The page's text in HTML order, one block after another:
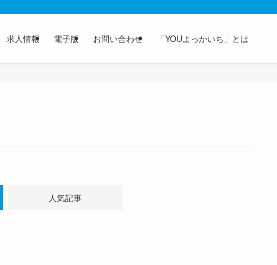
求人情報 電子版 お問い合わせ 「YOUよっかいち」とは
人気記事